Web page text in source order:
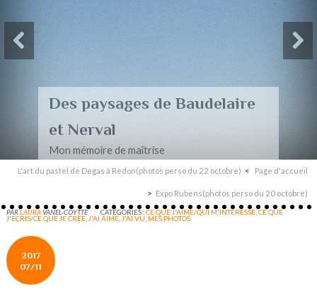
Des paysages de Baudelaire
et Nerval
Mon mémoire de maîtrise
L'art du pastel de Degas à Redon(photos perso du 22 octobre) Page d'accueil
Expo Rubens(photos perso du 20 octobre)
PARLAURAVANEL-COYTTE CATÉGORIES :CE QUE J'AIME/QUI M'INTERESSE,CE QUE
J'ECRIS/CE QUE JE CREE J'AI AIMÉ J'AI VU MES PHOTOS
2017
07/11